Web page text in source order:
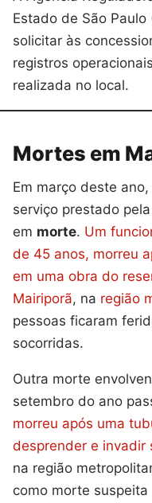
Estado de São Paulo
solicitar às
registros
realizada no local.
Mortes em
Em março deste
serviço prestado
em morte. Um
de 45 anos, morreu
em uma obra do
Mairiporã, na região
pessoas ficaram
socorridas.
Outra morte
setembro do ano
morreu após uma
desprender e invadir
na região
como morte